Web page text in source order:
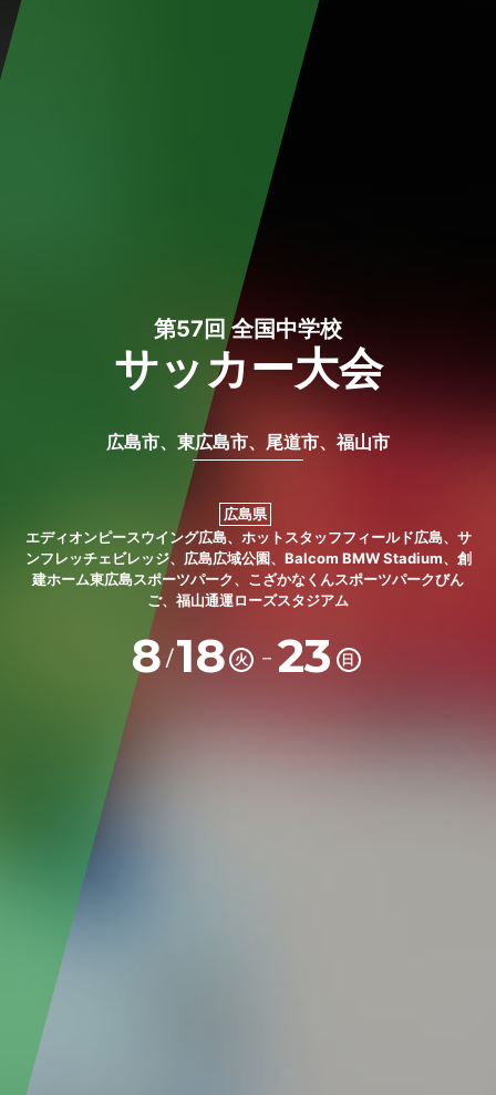
第57回 全国中学校
サッカー大会
広島市、東広島市、尾道市、福山市
広島県
エディオンピースウイング広島、ホットスタッフフィールド広島、サ
ンフレッチェビレッジ、広島広域公園、Balcom BMW Stadium、創
建ホーム東広島スポーツパーク、こざかなくんスポーツパークびん
ご、福山通運ローズスタジアム
8 /18 火 － 23 日